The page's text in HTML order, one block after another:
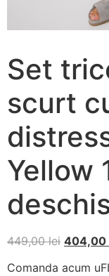
Set
scurt
Yellow
449,00lei 404,00
Comanda acum